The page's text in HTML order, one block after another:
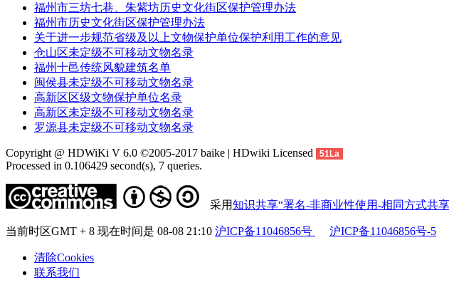
福州市三坊七巷、朱紫坊历史文化街区保护管理办法
福州市历史文化街区保护管理办法
关于进一步规范省级及以上文物保护单位保护利用工作的意见
仓山区未定级不可移动文物名录
福州十邑传统风貌建筑名单
闽侯县未定级不可移动文物名录
高新区区级文物保护单位名录
高新区未定级不可移动文物名录
罗源县未定级不可移动文物名录
Copyright @ HDWiKi V 6.0 ©2005-2017 baike | HDwiki Licensed 51La
Processed in 0.106429 second(s), 7 queries.
采用知识共享“署名-非商业性使用-相同方式共
当前时区GMT + 8 现在时间是 08-08 21:10 沪ICP备11046856号 沪ICP备11046856号-5
清除Cookies
联系我们